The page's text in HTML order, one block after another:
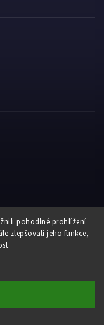
pohodlné prohlížení
zlepšovali jeho funkce,
práva vyhrazena.